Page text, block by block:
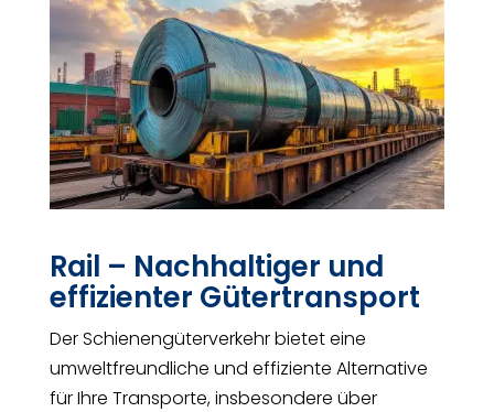
Rail – Nachhaltiger und
effizienter Gütertransport
Der Schienengüterverkehr bietet eine
umweltfreundliche und effiziente Alternative
für Ihre Transporte, insbesondere über